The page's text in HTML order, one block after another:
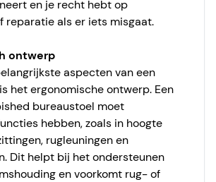
en je recht hebt op
reparatie als er iets misgaat.
ontwerp
aspecten van een
het ergonomische ontwerp. Een
bureaustoel moet
hebben, zoals in hoogte
rugleuningen en
Dit helpt bij het ondersteunen
en voorkomt rug- of